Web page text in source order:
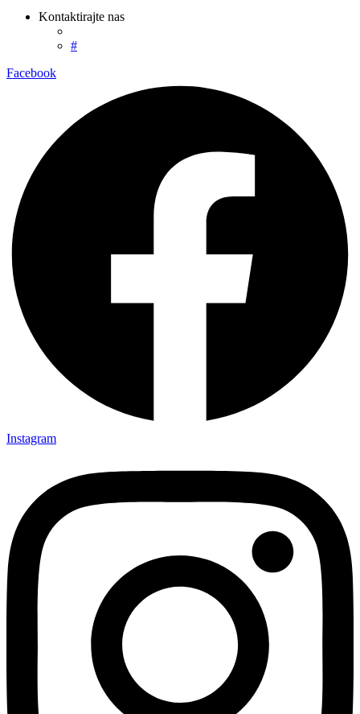
Kontaktirajte nas
#
Facebook
Instagram